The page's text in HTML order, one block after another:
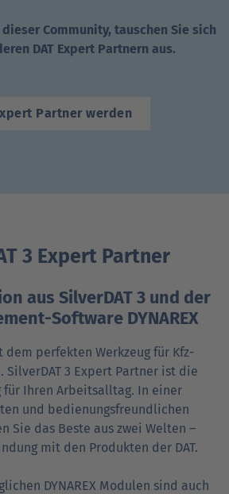
Community, tauschen Sie sich
DAT Expert Partnern aus.
Partner werden
3 Expert Partner
aus SilverDAT 3 und der
Software DYNAREX
perfekten Werkzeug für Kfz-
SilverDAT 3 Expert Partner ist die
für Ihren Arbeitsalltag. In einer
und bedienungsfreundlichen
Sie das Beste aus zwei Welten –
mit den Produkten der DAT.
DYNAREX Modulen sind auch